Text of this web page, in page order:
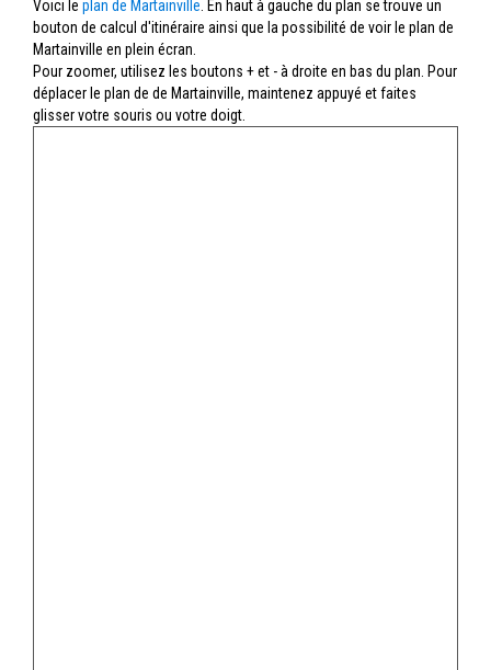
Voici le plan de Martainville . En haut à gauche du plan se trouve un
bouton de calcul d'itinéraire ainsi que la possibilité de voir le plan de
Martainville en plein écran.
Pour zoomer, utilisez les boutons + et - à droite en bas du plan. Pour
déplacer le plan de de Martainville, maintenez appuyé et faites
glisser votre souris ou votre doigt.